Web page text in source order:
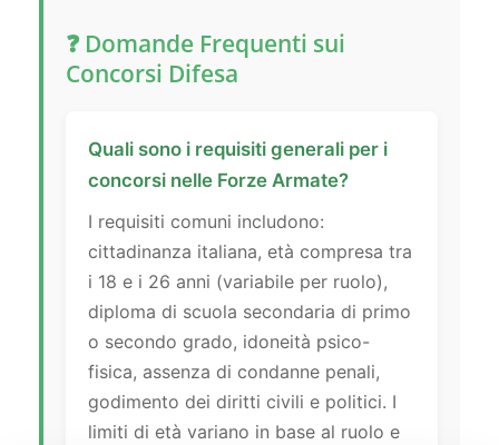
❓ Domande Frequenti sui
Concorsi Difesa
Quali sono i requisiti generali per i
concorsi nelle Forze Armate?
I requisiti comuni includono:
cittadinanza italiana, età compresa tra
i 18 e i 26 anni (variabile per ruolo),
diploma di scuola secondaria di primo
o secondo grado, idoneità psico-
fisica, assenza di condanne penali,
godimento dei diritti civili e politici. I
limiti di età variano in base al ruolo e